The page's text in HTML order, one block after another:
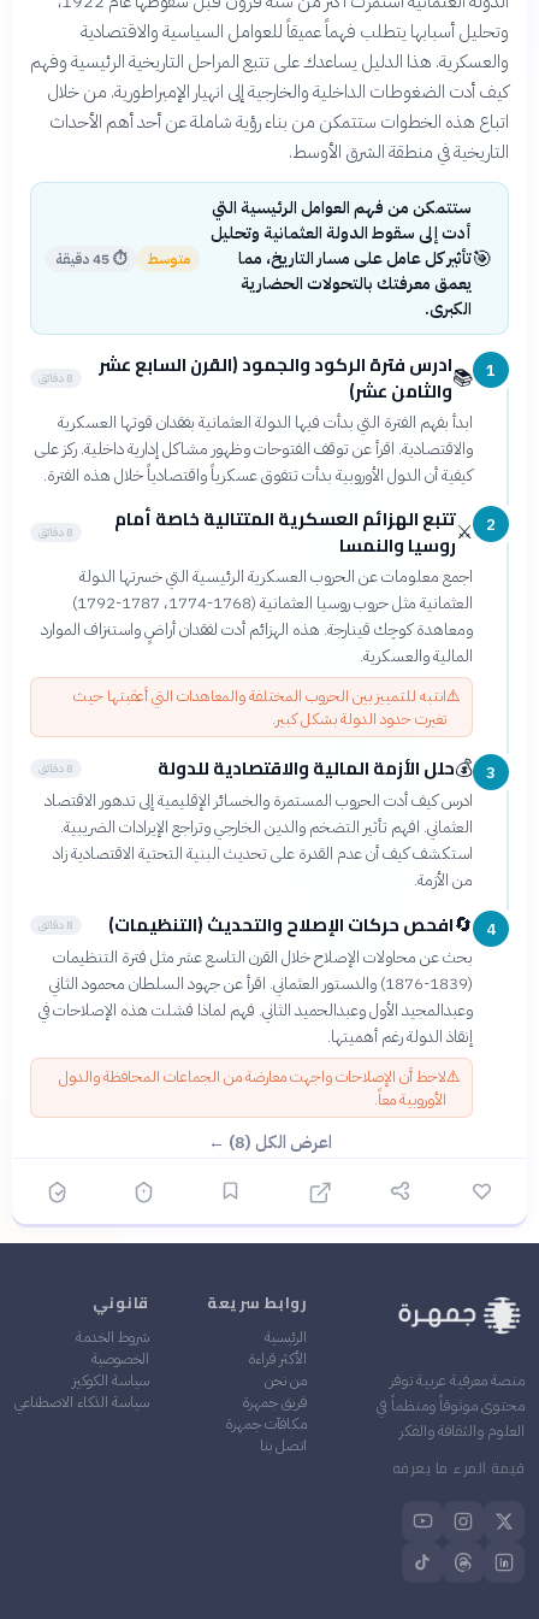
وتحليل أسبابها يتطلب فهماً عميقاً للعوامل السياسية والاقتصادية
والعسكرية. هذا الدليل يساعدك على تتبع المراحل التاريخية الرئيسية وفهم
كيف أدت الضغوطات الداخلية والخارجية إلى انهيار الإمبراطورية. من خلال
اتباع هذه الخطوات ستتمكن من بناء رؤية شاملة عن أحد أهم الأحداث
التاريخية في منطقة الشرق الأوسط.
🎯
ستتمكن من فهم العوامل الرئيسية التي
أدت إلى سقوط الدولة العثمانية وتحليل
تأثير كل عامل على مسار التاريخ، مما
يعمق معرفتك بالتحولات الحضارية
الكبرى.
متوسط ⏱45 دقيقة
1
📚ادرس فترة الركود والجمود (القرن السابع عشر
والثامن عشر)
8 دقائق
ابدأ بفهم الفترة التي بدأت فيها الدولة العثمانية بفقدان قوتها العسكرية
والاقتصادية. اقرأ عن توقف الفتوحات وظهور مشاكل إدارية داخلية. ركز على
كيفية أن الدول الأوروبية بدأت تتفوق عسكرياً واقتصادياً خلال هذه الفترة.
2
⚔️تتبع الهزائم العسكرية المتتالية خاصة أمام
روسيا والنمسا
8 دقائق
اجمع معلومات عن الحروب العسكرية الرئيسية التي خسرتها الدولة
العثمانية مثل حروب روسيا العثمانية (1768-1774، 1787-1792)
ومعاهدة كوچك قينارجة. هذه الهزائم أدت لفقدان أراضٍ واستنزاف الموارد
المالية والعسكرية.
⚠️انتبه للتمييز بين الحروب المختلفة والمعاهدات التي أعقبتها حيث
تغيرت حدود الدولة بشكل كبير.
3
💰حلل الأزمة المالية والاقتصادية للدولة 8 دقائق
ادرس كيف أدت الحروب المستمرة والخسائر الإقليمية إلى تدهور الاقتصاد
العثماني. افهم تأثير التضخم والدين الخارجي وتراجع الإيرادات الضريبية.
استكشف كيف أن عدم القدرة على تحديث البنية التحتية الاقتصادية زاد
من الأزمة.
4
🔄افحص حركات الإصلاح والتحديث (التنظيمات) 8 دقائق
بحث عن محاولات الإصلاح خلال القرن التاسع عشر مثل فترة التنظيمات
(1839-1876) والدستور العثماني. اقرأ عن جهود السلطان محمود الثاني
وعبدالمجيد الأول وعبدالحميد الثاني. فهم لماذا فشلت هذه الإصلاحات في
إنقاذ الدولة رغم أهميتها.
⚠️لاحظ أن الإصلاحات واجهت معارضة من الجماعات المحافظة والدول
الأوروبية معاً.
اعرض الكل (8) ←
منصة معرفية عربية توفر
محتوى موثوقاً ومنظماً في
العلوم والثقافة والفكر
قيمة المرء ما يعرفه
روابط سريعة
الرئيسية
الأكثر قراءة
من نحن
فريق جمهرة
مكافآت جمهرة
اتصل بنا
قانوني
شروط الخدمة
الخصوصية
سياسة الكوكيز
سياسة الذكاء الاصطناعي